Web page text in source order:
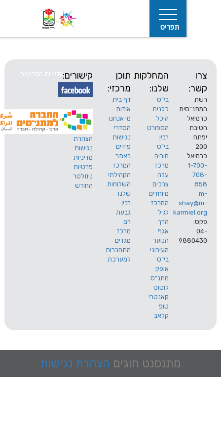
המחלקות
שלנו:
בי"ס
כלנית
היכל
הספורט
רבין
בי"ס
מוריה
מרכז
עלה
צרכים
מיוחדים
המרכז
לגיל
הרך
אגף
הנוער
תוכן
מרכזי:
דף בית
אודות
מי אנחנו
הסדרי
נגישות
פיזיים
באתר
המרכז
הקהילתי
השלוחות
שלנו
רבין
גבעת
רם
מרכז
מגדים
התחברות
למערכת
קישורים:
הצהרת
נגישות
מדיניות
פרטיות
ניוזלטר
החודש
מדיניות הפרטיות
מתנסנט חוגים הצהרת נגישות